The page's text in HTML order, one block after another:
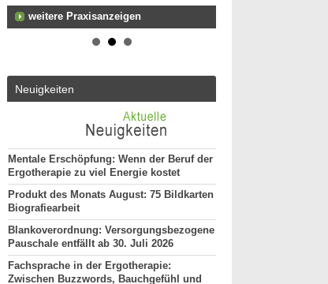
weitere Praxisanzeigen
Neuigkeiten
Mentale Erschöpfung: Wenn der Beruf der
Ergotherapie zu viel Energie kostet
Produkt des Monats August: 75 Bildkarten
Biografiearbeit
Blankoverordnung: Versorgungsbezogene
Pauschale entfällt ab 30. Juli 2026
Fachsprache in der Ergotherapie:
Zwischen Buzzwords, Bauchgefühl und